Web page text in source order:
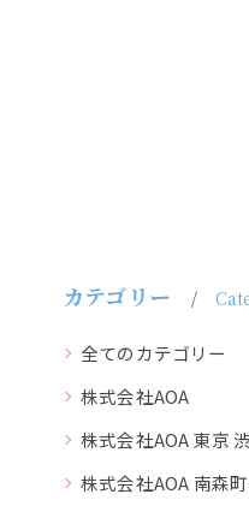
カテゴリー
全てのカテゴリー
株式会社AOA
株式会社AOA 東京
株式会社AOA 南森